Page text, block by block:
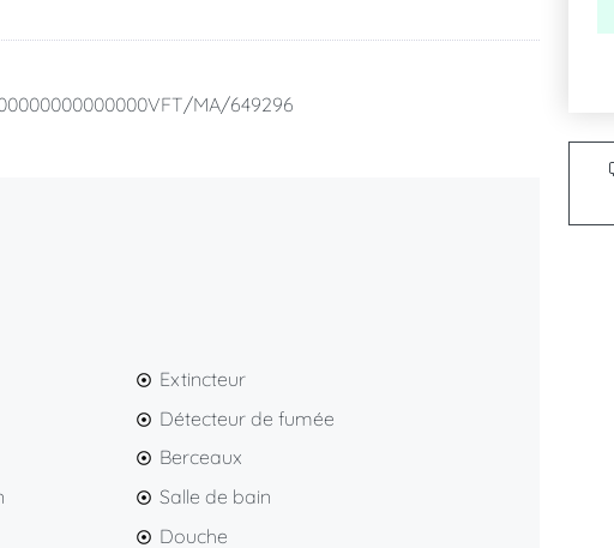
MA/649296
Extincteur
Détecteur de fumée
Berceaux
Salle de bain
Douche